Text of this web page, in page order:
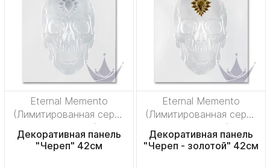
Eternal Memento
(Лимитированная серия
на 50 пред.)
Декоративная панель
"Череп" 42см
Eternal Memento
(Лимитированная серия
на 50 пред.)
Декоративная панель
"Череп - золотой" 42см